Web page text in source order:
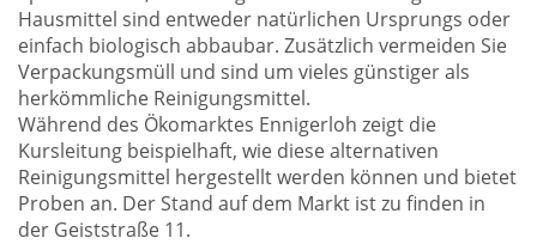
Hausmittel sind entweder natürlichen Ursprungs oder
einfach biologisch abbaubar. Zusätzlich vermeiden Sie
Verpackungsmüll und sind um vieles günstiger als
herkömmliche Reinigungsmittel.
Während des Ökomarktes Ennigerloh zeigt die
Kursleitung beispielhaft, wie diese alternativen
Reinigungsmittel hergestellt werden können und bietet
Proben an. Der Stand auf dem Markt ist zu finden in
der Geiststraße 11.